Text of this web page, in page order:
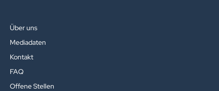
Über uns
Mediadaten
Kontakt
FAQ
Offene Stellen